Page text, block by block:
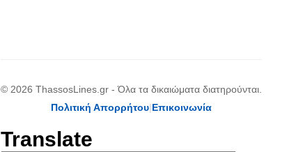
© 2026 ThassosLines.gr - Όλα τα δικαιώματα διατηρούνται.
Πολιτική Απορρήτου|Επικοινωνία
Translate